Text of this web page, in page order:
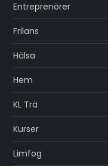
Entreprenörer
Frilans
Hälsa
Hem
KL Trä
Kurser
Limfog